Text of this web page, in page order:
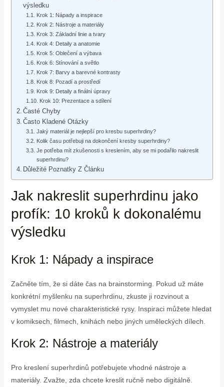
výsledku
Krok 1: Nápady a inspirace
Krok 2: Nástroje a materiály
Krok 3: Základní linie a tvary
Krok 4: Detaily a anatomie
Krok 5: Oblečení a výbava
Krok 6: Stínování a světlo
Krok 7: Barvy a barevné kontrasty
Krok 8: Pozadí a prostředí
Krok 9: Detaily a finální úpravy
Krok 10: Prezentace a sdílení
Časté Chyby
Často Kladené Otázky
Jaký materiál je nejlepší pro kresbu superhrdiny?
Kolik času potřebuji na dokončení kresby superhrdiny?
Je potřeba mít zkušenosti s kreslením, aby se mi podařilo nakreslit
superhrdinu?
Důležité Poznatky Z Článku
Jak nakreslit superhrdinu jako
profík: 10 kroků k dokonalému
výsledku
Krok 1: Nápady a inspirace
Začněte tím, že si dáte čas na brainstorming. Pokud už máte
konkrétní myšlenku na superhrdinu, zkuste ji rozvinout a
vymyslet mu nové charakteristické rysy. Inspiraci můžete hledat
v komiksech, filmech, knihách nebo jiných uměleckých dílech.
Krok 2: Nástroje a materiály
Pro kreslení superhrdinů potřebujete vhodné nástroje a
materiály. Zvažte, zda chcete kreslit ručně nebo digitálně.